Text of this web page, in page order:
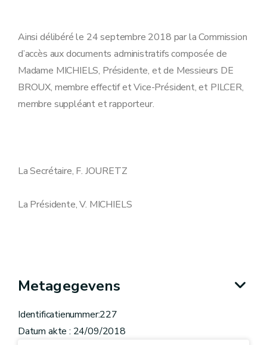
Ainsi délibéré le 24 septembre 2018 par la Commission
d’accès aux documents administratifs composée de
Madame MICHIELS, Présidente, et de Messieurs DE
BROUX, membre effectif et Vice-Président, et PILCER,
membre suppléant et rapporteur.
La Secrétaire, F. JOURETZ
La Présidente, V. MICHIELS
Metagegevens
Identificatienummer:227
Datum akte : 24/09/2018